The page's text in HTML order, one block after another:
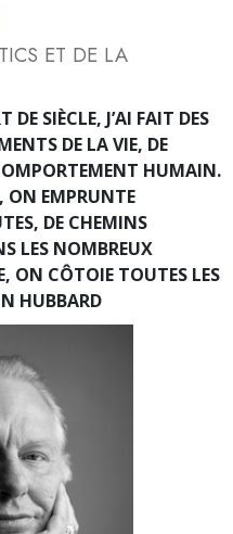
ET DE LA
SIÈCLE, J’AI FAIT DES
DE LA VIE, DE
HUMAIN.
ON EMPRUNTE
DE CHEMINS
LES NOMBREUX
ON CÔTOIE TOUTES LES
HUBBARD